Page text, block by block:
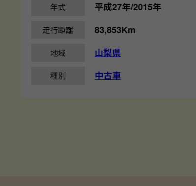
年式 平成27年/2015年
走行距離 83,853Km
地域 山梨県
種別 中古車